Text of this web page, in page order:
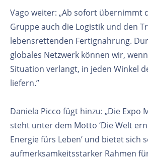
Vago weiter: „Ab sofort übernimmt
Gruppe auch die Logistik und den
lebensrettenden Fertignahrung.
globales Netzwerk können wir,
Situation verlangt, in jeden Winkel
liefern.”
Daniela Picco fügt hinzu: „Die Expo
steht unter dem Motto ‘Die Welt
Energie fürs Leben’ und bietet sich
aufmerksamkeitsstarker Rahmen